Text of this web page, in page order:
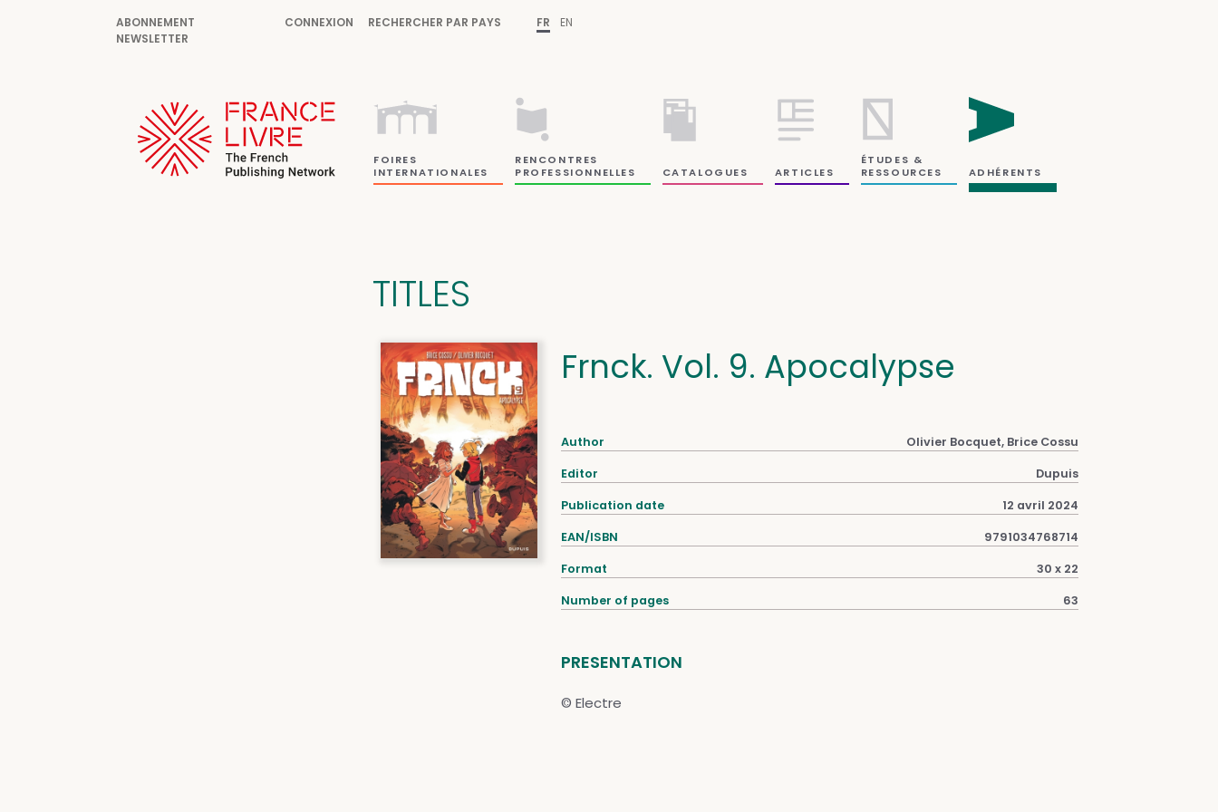
ABONNEMENT
NEWSLETTER
CONNEXION RECHERCHER PAR PAYS FR EN
FOIRES
INTERNATIONALES
RENCONTRES
PROFESSIONNELLES
CATALOGUES ARTICLES
ÉTUDES &
RESSOURCES
ADHÉRENTS
TITLES
Frnck. Vol. 9. Apocalypse
Author Olivier Bocquet, Brice Cossu
Editor Dupuis
Publication date 12 avril 2024
EAN/ISBN 9791034768714
Format 30 x 22
Number of pages 63
PRESENTATION
© Electre